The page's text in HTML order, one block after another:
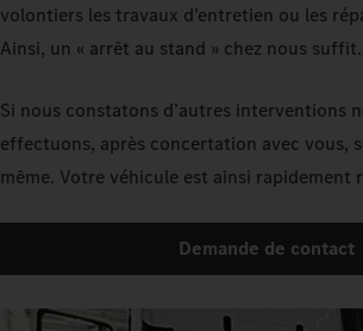
volontiers les travaux d’entretien ou les
Ainsi, un « arrêt au stand » chez nous suffit.
Si nous constatons d’autres interventions
effectuons, après concertation avec vous,
même. Votre véhicule est ainsi rapidement
Demande de contact